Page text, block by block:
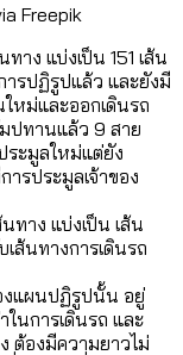
กีฬา กระทรวง
: แต่ละเขตมี
ารบ้าน
ที่ร่วม
ใน กทม. เพิ่ม
ไหน
บ]
กฎหมายการ
ทั่วโลก
ผลิตซ้ำผ่าน
งไทย-กัมพูชา
ช่วงที่มีการใช้
ะไร ใช้งบแค่
บ]
Freepik
าง แบ่งเป็น 151 เส้น
ารปฏิรูปแล้ว และยังมี
หม่และออกเดินรถ
ปทานแล้ว 9 สาย
ะมูลใหม่แต่ยัง
รประมูลเจ้าของ
ทาง แบ่งเป็น เส้น
ส้นทางการเดินรถ
งแผนปฏิรูปนั้น อยู่
นการเดินรถ และ
ต้องมีความยาวไม่